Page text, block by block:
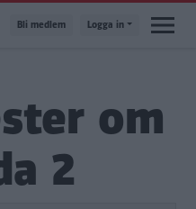
Bli medlem Logga in
om
2